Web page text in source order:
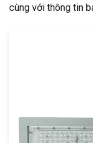
cùng với thông tin